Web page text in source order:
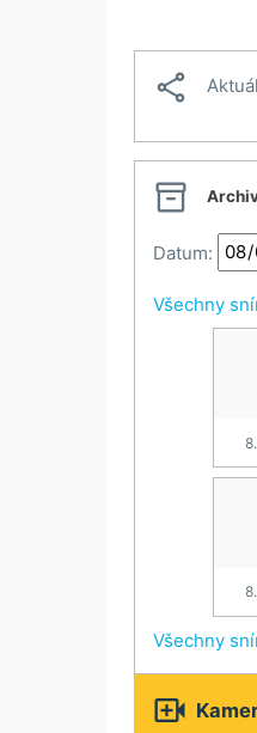


Datum:
Všechny
Všechny
